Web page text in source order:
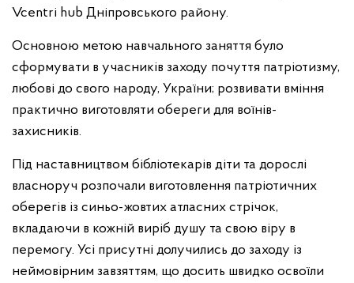
Vcentri hub Дніпровського району.
Основною метою навчального заняття було
сформувати в учасників заходу почуття патріотизму,
любові до свого народу, України; розвивати вміння
практично виготовляти обереги для воїнів-
захисників.
Під наставництвом бібліотекарів діти та дорослі
власноруч розпочали виготовлення патріотичних
оберегів із синьо-жовтих атласних стрічок,
вкладаючи в кожній виріб душу та свою віру в
перемогу. Усі присутні долучились до заходу із
неймовірним завзяттям, що досить швидко освоїли